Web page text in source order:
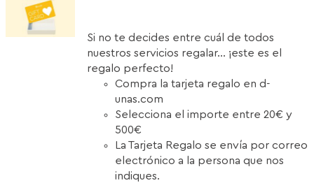
Si no te decides entre cuál de todos
nuestros servicios regalar... ¡este es el
regalo perfecto!
Compra la tarjeta regalo en d-
unas.com
Selecciona el importe entre 20€ y
500€
La Tarjeta Regalo se envía por correo
electrónico a la persona que nos
indiques.